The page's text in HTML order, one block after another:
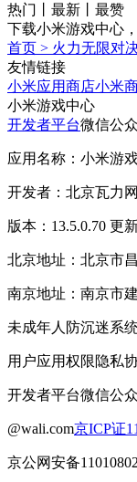
热门
最新
最赞
下载小米游戏中心
首页 > 火力无限对
友情链接
小米应用商店小米
小米游戏中心
开发者平台微信公
应用名称：小米游
开发者：北京瓦力
版本：13.5.0.70 更
北京地址：北京市
南京地址：南京市
未成年人防沉迷系
用户应用权限隐私
开发者平台微信公
@wali.com京ICP证
京公网安备